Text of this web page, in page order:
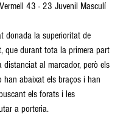
43 - 23 Juvenil Masculí
donada la superioritat de
que durant tota la primera part
al marcador, però els
han abaixat els braços i han
els forats i les
a porteria.